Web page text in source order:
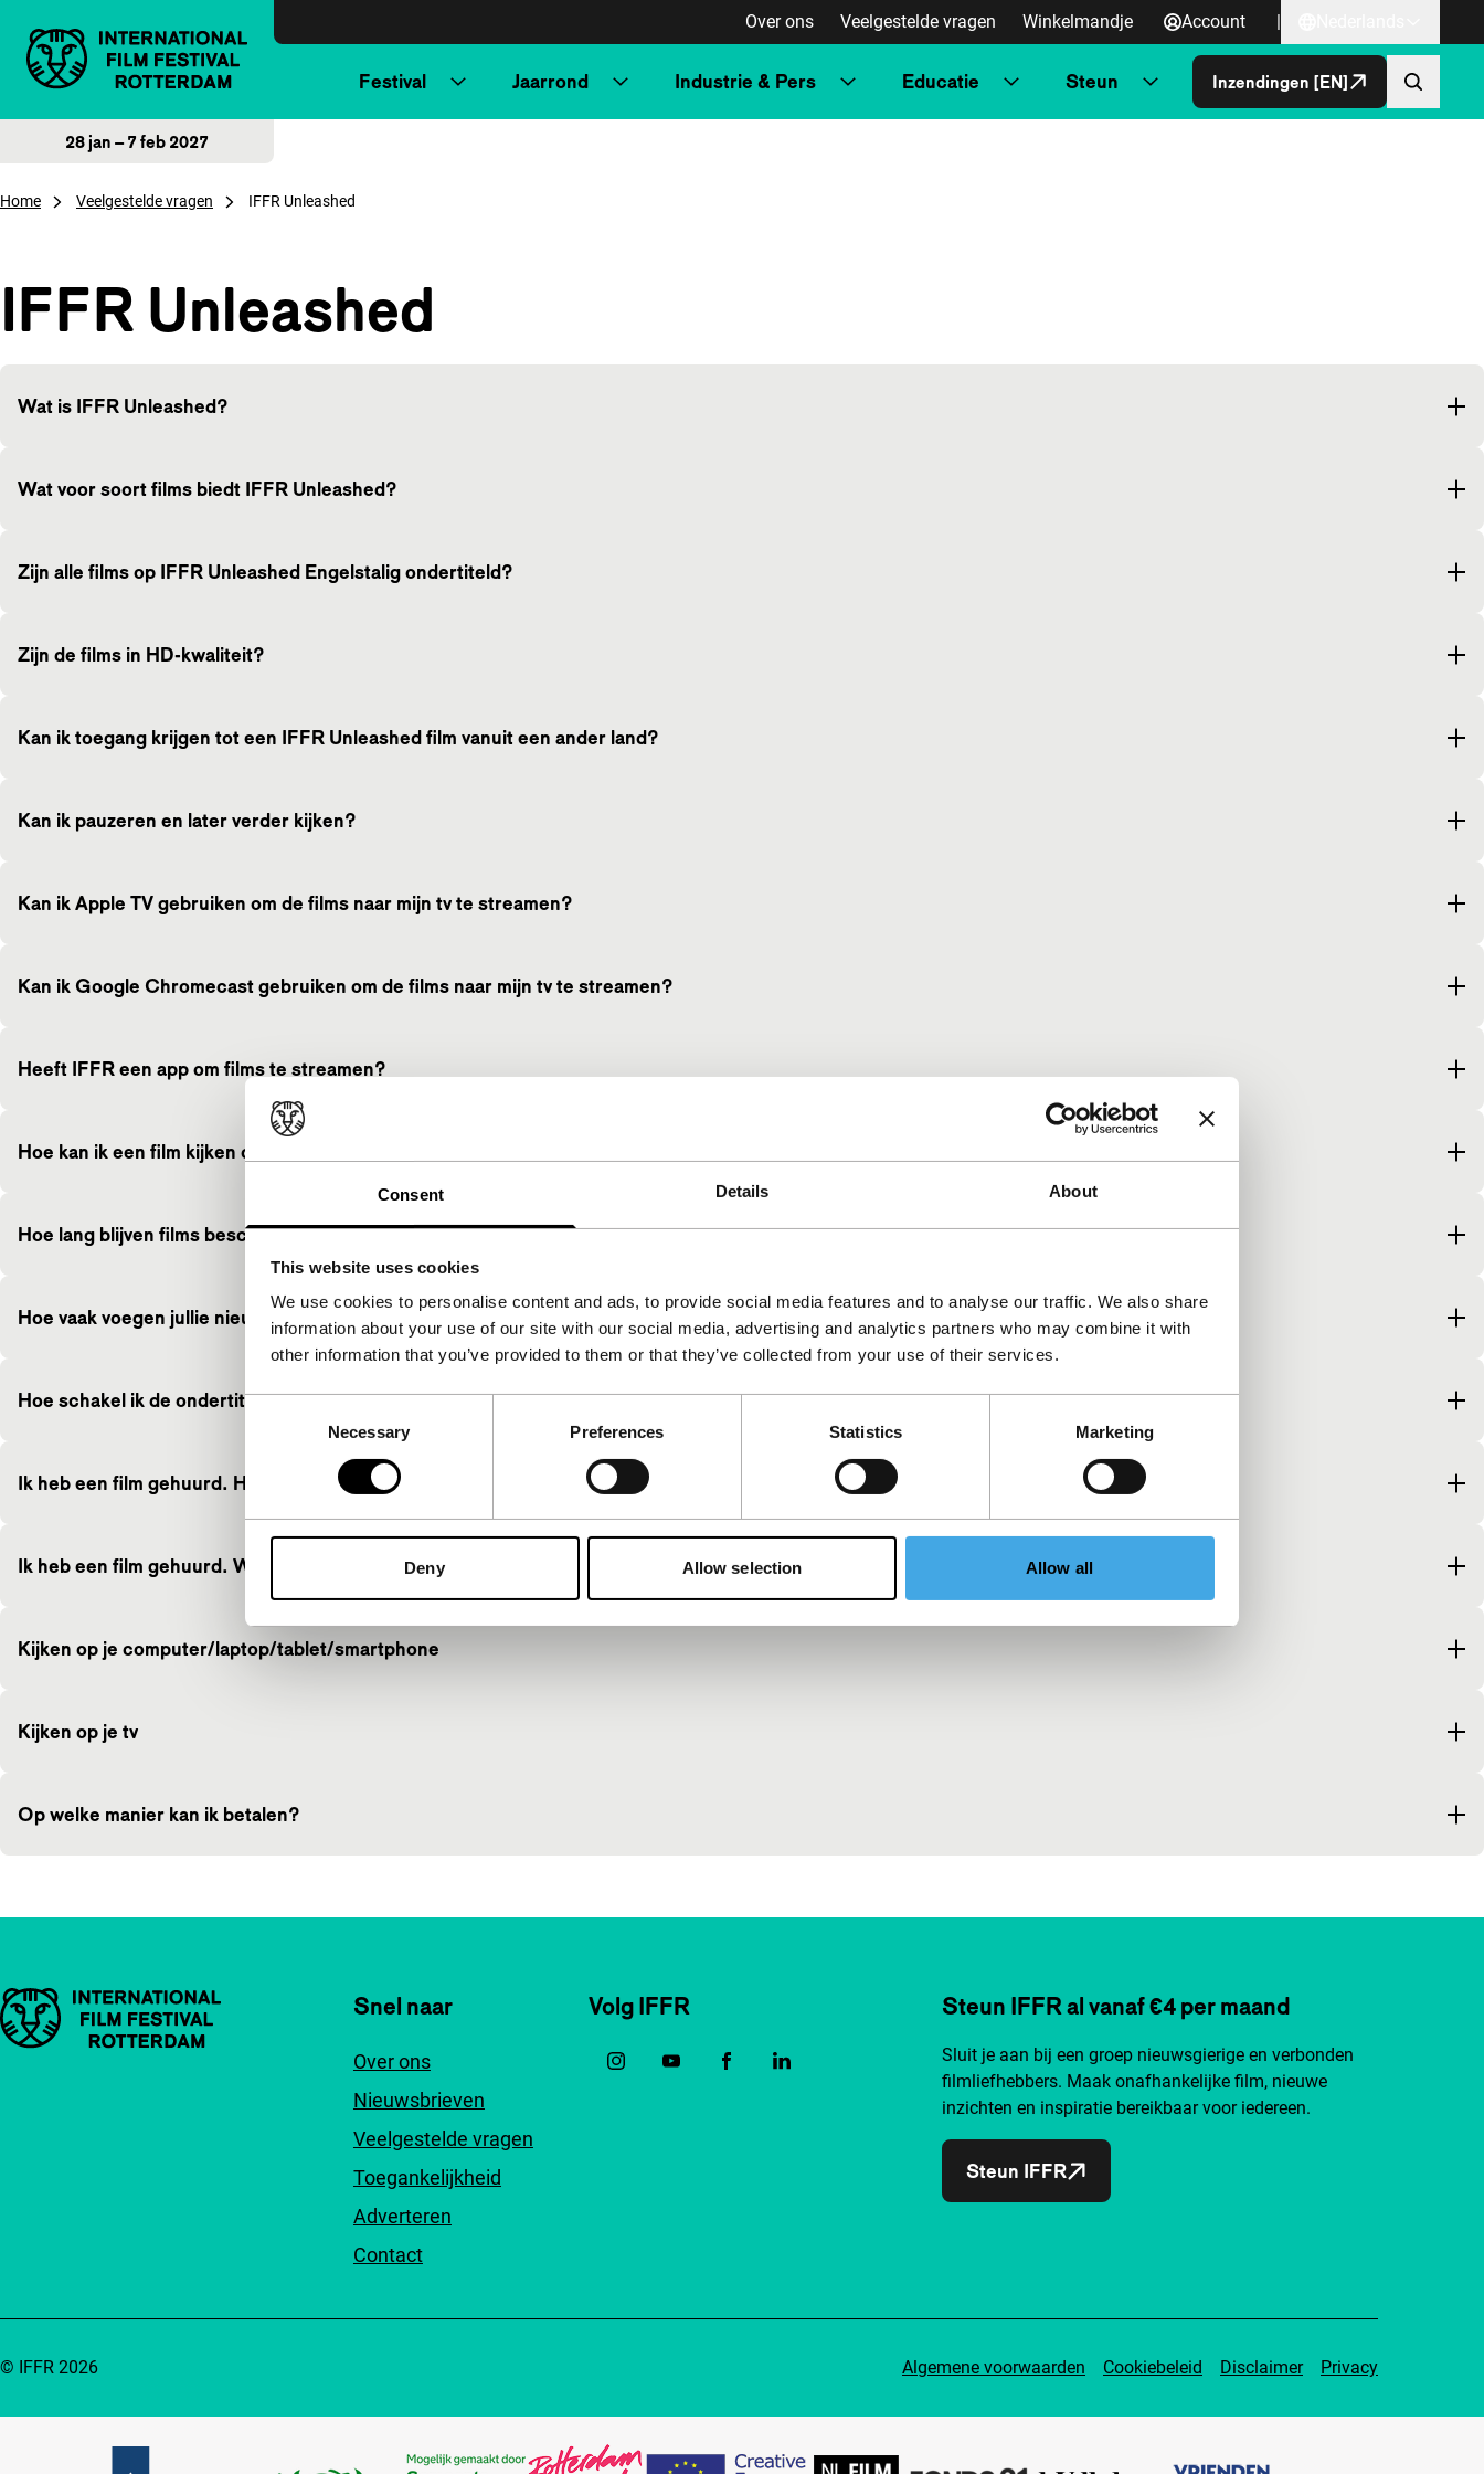
Consent Details About
This website uses cookies
We use cookies to personalise content and ads, to provide social media features and to analyse our traffic. We also share
information about your use of our site with our social media, advertising and analytics partners who may combine it with
other information that you’ve provided to them or that they’ve collected from your use of their services.
Necessary Preferences Statistics Marketing
Deny Allow selection Allow all
Over ons Veelgestelde vragen Winkelmandje Account |
Festival Jaarrond Industrie & Pers Educatie Steun Inzendingen [EN]
28 jan – 7 feb 2027
Home Veelgestelde vragen IFFR Unleashed
IFFR Unleashed
Wat is IFFR Unleashed?
Wat voor soort films biedt IFFR Unleashed?
Zijn alle films op IFFR Unleashed Engelstalig ondertiteld?
Zijn de films in HD-kwaliteit?
Kan ik toegang krijgen tot een IFFR Unleashed film vanuit een ander land?
Kan ik pauzeren en later verder kijken?
Kan ik Apple TV gebruiken om de films naar mijn tv te streamen?
Kan ik Google Chromecast gebruiken om de films naar mijn tv te streamen?
Heeft IFFR een app om films te streamen?
Hoe kan ik een film kijken op IFFR Unleashed?
Hoe lang blijven films beschikbaar op IFFR.com?
Hoe vaak voegen jullie nieuwe Unleashed films toe?
Hoe schakel ik de ondertitels voor films in?
Ik heb een film gehuurd. Hoe lang blijft deze beschikbaar om te kijken?
Ik heb een film gehuurd. Waar kan de factuur van mijn aankoop terugvinden?
Kijken op je computer/laptop/tablet/smartphone
Kijken op je tv
Op welke manier kan ik betalen?
Belangrijke links Snel naar
Over ons
Nieuwsbrieven
Veelgestelde vragen
Toegankelijkheid
Adverteren
Contact
Volg IFFR Steun IFFR al vanaf €4 per maand
Sluit je aan bij een groep nieuwsgierige en verbonden
filmliefhebbers. Maak onafhankelijke film, nieuwe
inzichten en inspiratie bereikbaar voor iedereen.
Steun IFFR
Algemene voorwaarden Cookiebeleid Disclaimer Privacy
© IFFR 2026